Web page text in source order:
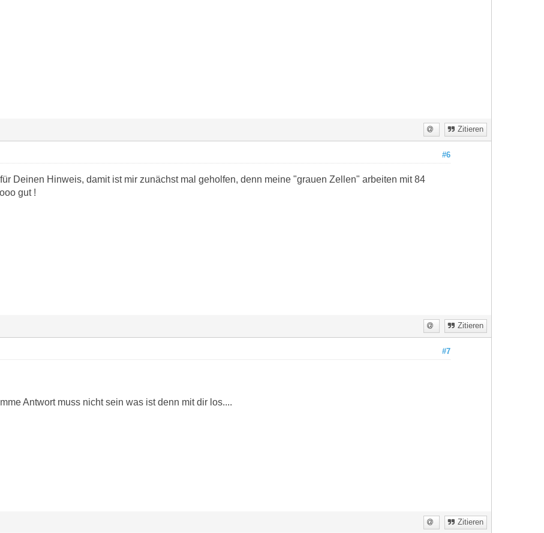
Zitieren
#6
Deinen Hinweis, damit ist mir zunächst mal geholfen, denn meine "grauen Zellen" arbeiten mit 84
gut !
Zitieren
#7
Antwort muss nicht sein was ist denn mit dir los....
Zitieren